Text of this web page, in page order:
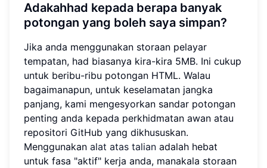
Adakahhad kepada berapa banyak
potongan yang boleh saya simpan?
Jika anda menggunakan storaan pelayar
tempatan, had biasanya kira-kira 5MB. Ini cukup
untuk beribu-ribu potongan HTML. Walau
bagaimanapun, untuk keselamatan jangka
panjang, kami mengesyorkan sandar potongan
penting anda kepada perkhidmatan awan atau
repositori GitHub yang dikhususkan.
Menggunakan alat atas talian adalah hebat
untuk fasa "aktif" kerja anda, manakala storaan